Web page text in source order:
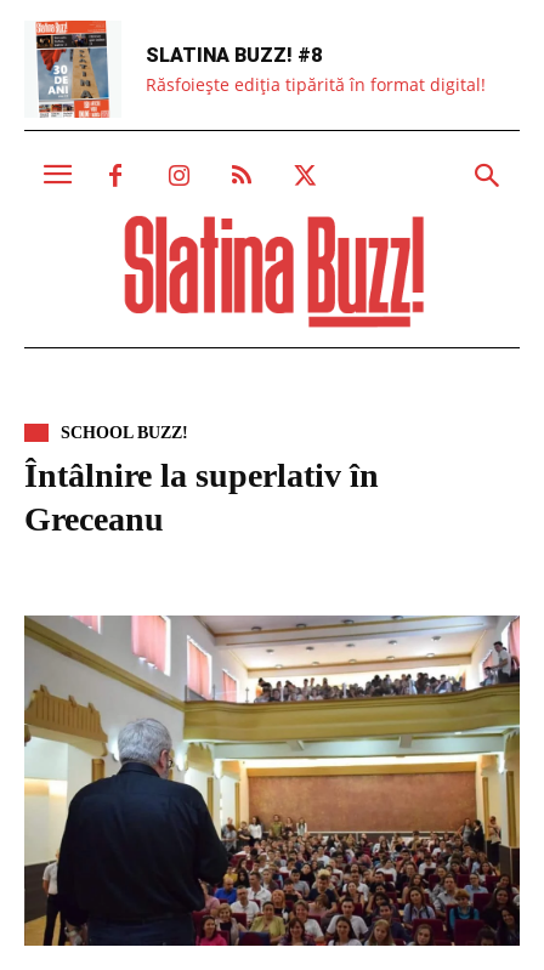
SLATINA BUZZ! #8
Răsfoiește ediția tipărită în format digital!
SCHOOL BUZZ!
Întâlnire la superlativ în
Greceanu